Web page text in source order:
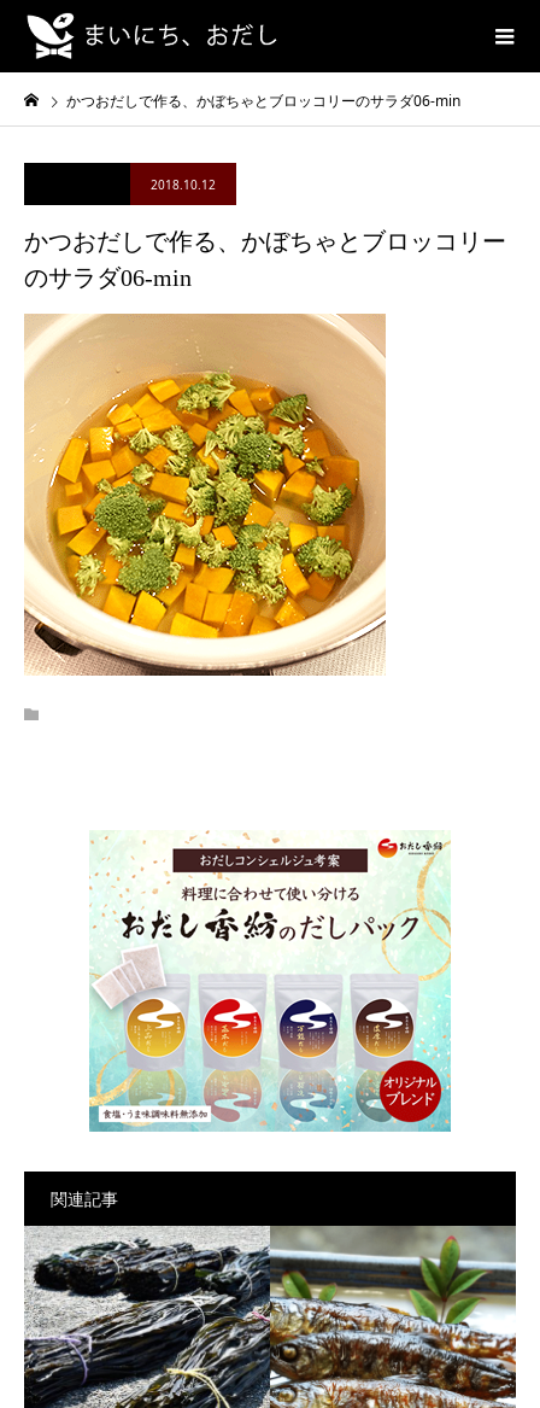
かつおだしで作る、かぼちゃとブロッコリーのサラダ06-min
2018.10.12
かつおだしで作る、かぼちゃとブロッコリー
のサラダ06-min
関連記事